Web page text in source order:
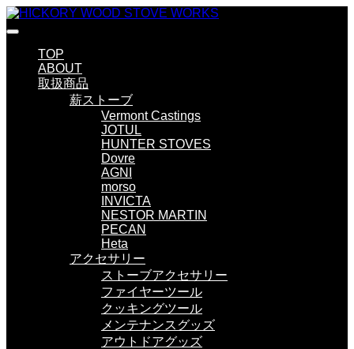
TOP
ABOUT
取扱商品
薪ストーブ
Vermont Castings
JOTUL
HUNTER STOVES
Dovre
AGNI
morso
INVICTA
NESTOR MARTIN
PECAN
Heta
アクセサリー
ストーブアクセサリー
ファイヤーツール
クッキングツール
メンテナンスグッズ
アウトドアグッズ